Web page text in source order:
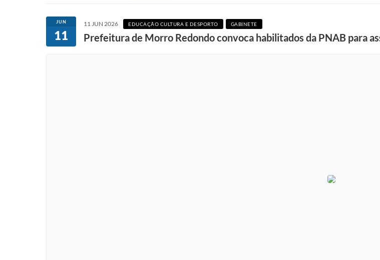
JUN
11
11 JUN 2026 EDUCAÇÃO CULTURA E DESPORTO GABINETE
Prefeitura de Morro Redondo convoca habilitados da PNAB para